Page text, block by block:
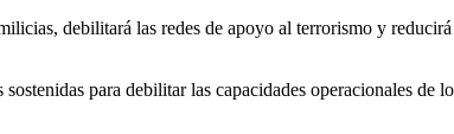
debilitará las redes de apoyo al terrorismo y
para debilitar las capacidades operacionales de